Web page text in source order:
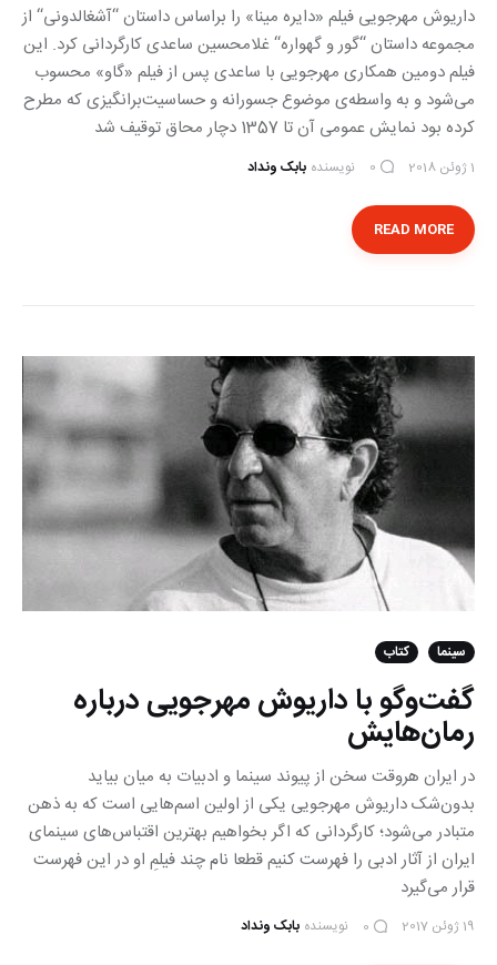
داریوش مهرجویی فیلم «دایره مینا» را براساس داستان “آشغالدونی“ از
مجموعه داستان “گور و گهواره“ غلامحسین ساعدی کارگردانی کرد. این
فیلم دومین همکاری مهرجویی با ساعدی پس از فیلم «گاو» محسوب
می‌شود و به واسطه‌ی موضوع جسورانه و حساسیت‌برانگیزی که مطرح
کرده بود نمایش عمومی آن تا 1357 دچار محاق توقیف شد
1 ژوئن 2018 0 نویسنده بابک ونداد
READ MORE
سینما کتاب
گفت‌وگو با داریوش مهرجویی درباره
رمان‌هایش
در ایران هروقت سخن از پیوند سینما و ادبیات به میان بیاید
بدون‌شک داریوش مهرجویی یکی از اولین اسم‌هایی است که به ذهن
متبادر می‌شود؛ کارگردانی که اگر بخواهیم بهترین اقتباس‌های سینمای
ایران از آثار ادبی را فهرست کنیم قطعا نام چند فیلمِ او در این فهرست
قرار می‌گیرد
19 ژوئن 2017 0 نویسنده بابک ونداد